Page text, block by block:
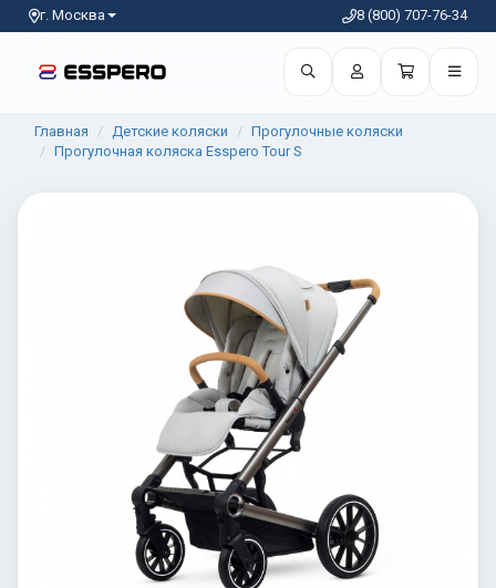
г. Москва 8 (800) 707-76-34
Главная Детские коляски
Прогулочные коляски
Прогулочная коляска Esspero Tour S